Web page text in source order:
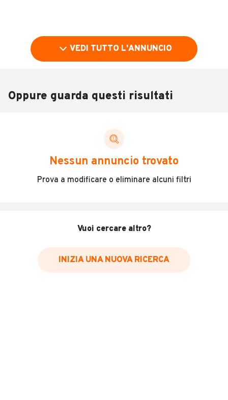
VENDESI IVECO DAILY 60-15 CON ATP VALIDA FINO AL
INFORMAZIONI VEICOLO
VEDI TUTTO L'ANNUNCIO
Oppure guarda questi risultati
Nessun annuncio trovato
Prova a modificare o eliminare alcuni filtri
Vuoi cercare altro?
INIZIA UNA NUOVA RICERCA